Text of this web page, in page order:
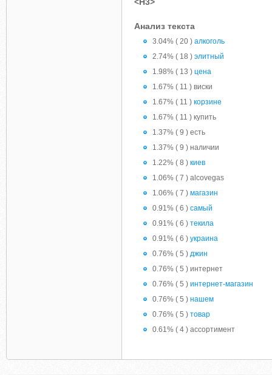
Анализ текста
3.04% ( 20 ) алкоголь
2.74% ( 18 ) элитный
1.98% ( 13 ) цена
1.67% ( 11 ) виски
1.67% ( 11 ) корзине
1.67% ( 11 ) купить
1.37% ( 9 ) есть
1.37% ( 9 ) наличии
1.22% ( 8 ) киев
1.06% ( 7 ) alcovegas
1.06% ( 7 ) магазин
0.91% ( 6 ) самый
0.91% ( 6 ) текила
0.91% ( 6 ) украина
0.76% ( 5 ) джин
0.76% ( 5 ) интернет
0.76% ( 5 ) интернет-магазин
0.76% ( 5 ) нашем
0.76% ( 5 ) товар
0.61% ( 4 ) ассортимент